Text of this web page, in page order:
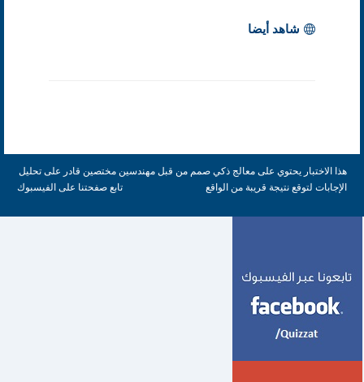
شاهد أيضا
هذا الاختبار يحتوي على معالج ذكي صمم من قبل مهندسين مختصين قادر على تحليل
الإجابات لتوقع نتيجة قريبة من الواقع
تابع صفحتنا على الفيسبوك